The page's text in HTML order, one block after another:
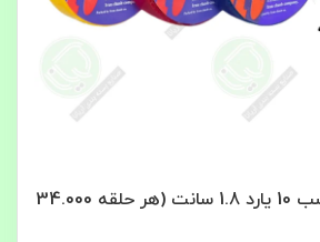
چسب برق ایران چسب 10 یارد 1.8 سانت (هر حلقه 34.000